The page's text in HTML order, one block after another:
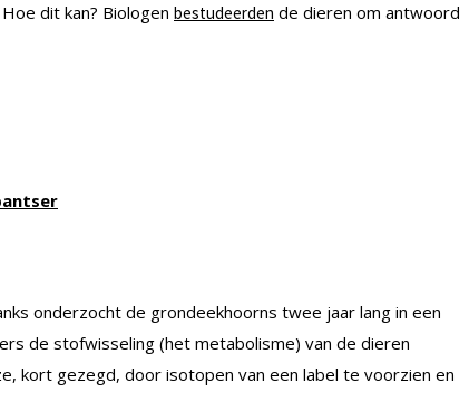
dit kan? Biologen bestudeerden de dieren om antwoord
onderzocht de grondeekhoorns twee jaar lang in een
de stofwisseling (het metabolisme) van de dieren
kort gezegd, door isotopen van een label te voorzien en